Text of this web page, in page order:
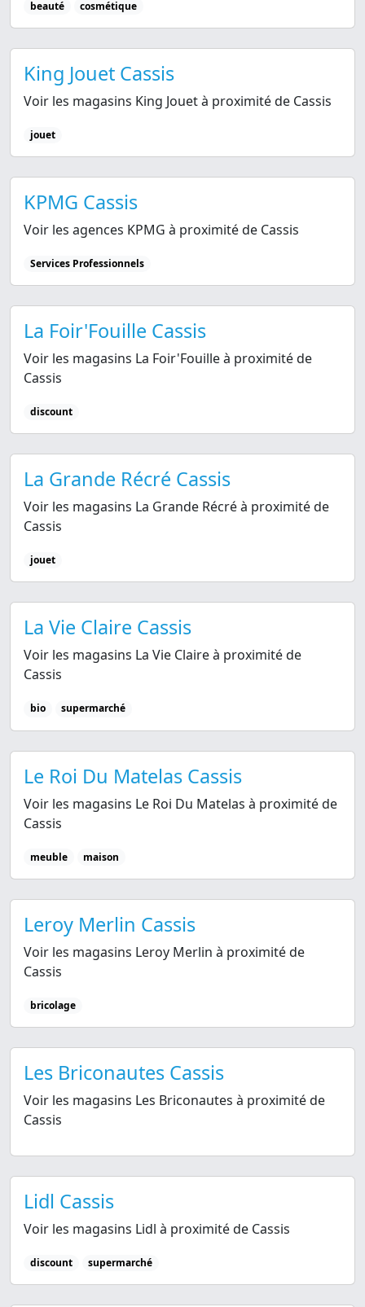
beauté cosmétique
King Jouet Cassis
Voir les magasins King Jouet à proximité de Cassis
jouet
KPMG Cassis
Voir les agences KPMG à proximité de Cassis
Services Professionnels
La Foir'Fouille Cassis
Voir les magasins La Foir'Fouille à proximité de
Cassis
discount
La Grande Récré Cassis
Voir les magasins La Grande Récré à proximité de
Cassis
jouet
La Vie Claire Cassis
Voir les magasins La Vie Claire à proximité de
Cassis
bio supermarché
Le Roi Du Matelas Cassis
Voir les magasins Le Roi Du Matelas à proximité de
Cassis
meuble maison
Leroy Merlin Cassis
Voir les magasins Leroy Merlin à proximité de
Cassis
bricolage
Les Briconautes Cassis
Voir les magasins Les Briconautes à proximité de
Cassis
Lidl Cassis
Voir les magasins Lidl à proximité de Cassis
discount supermarché